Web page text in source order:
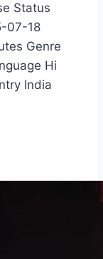
Status
07-18
Genre
Hi
India